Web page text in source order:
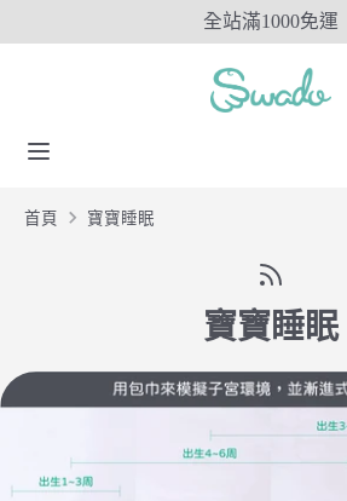
to
全站滿1000免運
SwadoTW
尋
首頁 寶寶睡眠
寶寶睡眠